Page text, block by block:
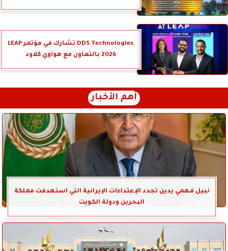
DDS Technologies تشارك في مؤتمر LEAP
2026 بالتعاون مع هواوي كلاود
أهم الأخبار
نبيل فهمي يدين تجدد الإعتداءات الإيرانية التي استهدفت مملكة
البحرين ودولة الكويت